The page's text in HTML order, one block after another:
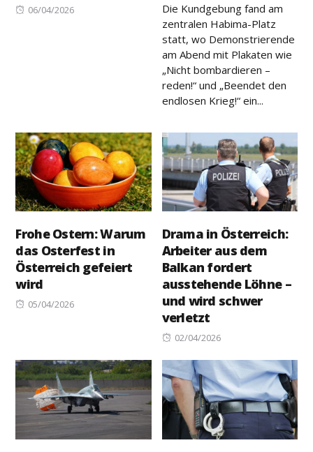
Posted
06/04/2026
Die Kundgebung fand am
zentralen Habima-Platz
statt, wo Demonstrierende
am Abend mit Plakaten wie
„Nicht bombardieren –
reden!“ und „Beendet den
endlosen Krieg!“ ein...
Frohe Ostern: Warum
das Osterfest in
Österreich gefeiert
wird
Posted
05/04/2026
Drama in Österreich:
Arbeiter aus dem
Balkan fordert
ausstehende Löhne –
und wird schwer
verletzt
Posted
02/04/2026